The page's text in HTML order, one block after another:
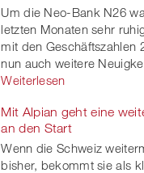
Um die Neo-Bank N26
letzten Monaten sehr
mit den Geschäftszahlen
nun auch weitere
Weiterlesen
Mit Alpian geht eine
an den Start
Wenn die Schweiz
bisher, bekommt sie als